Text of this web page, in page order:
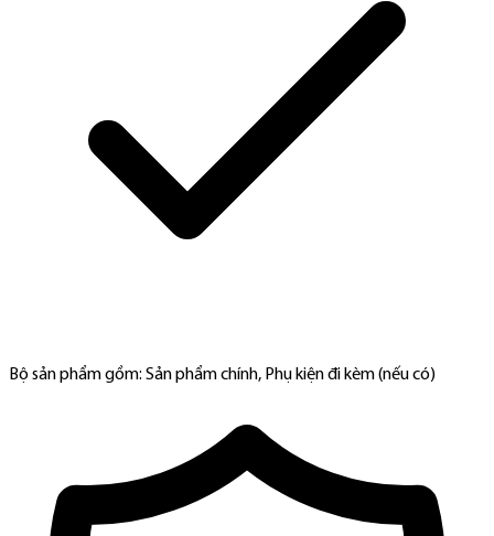
Bộ sản phẩm gồm: Sản phẩm chính, Phụ kiện đi kèm (nếu có)